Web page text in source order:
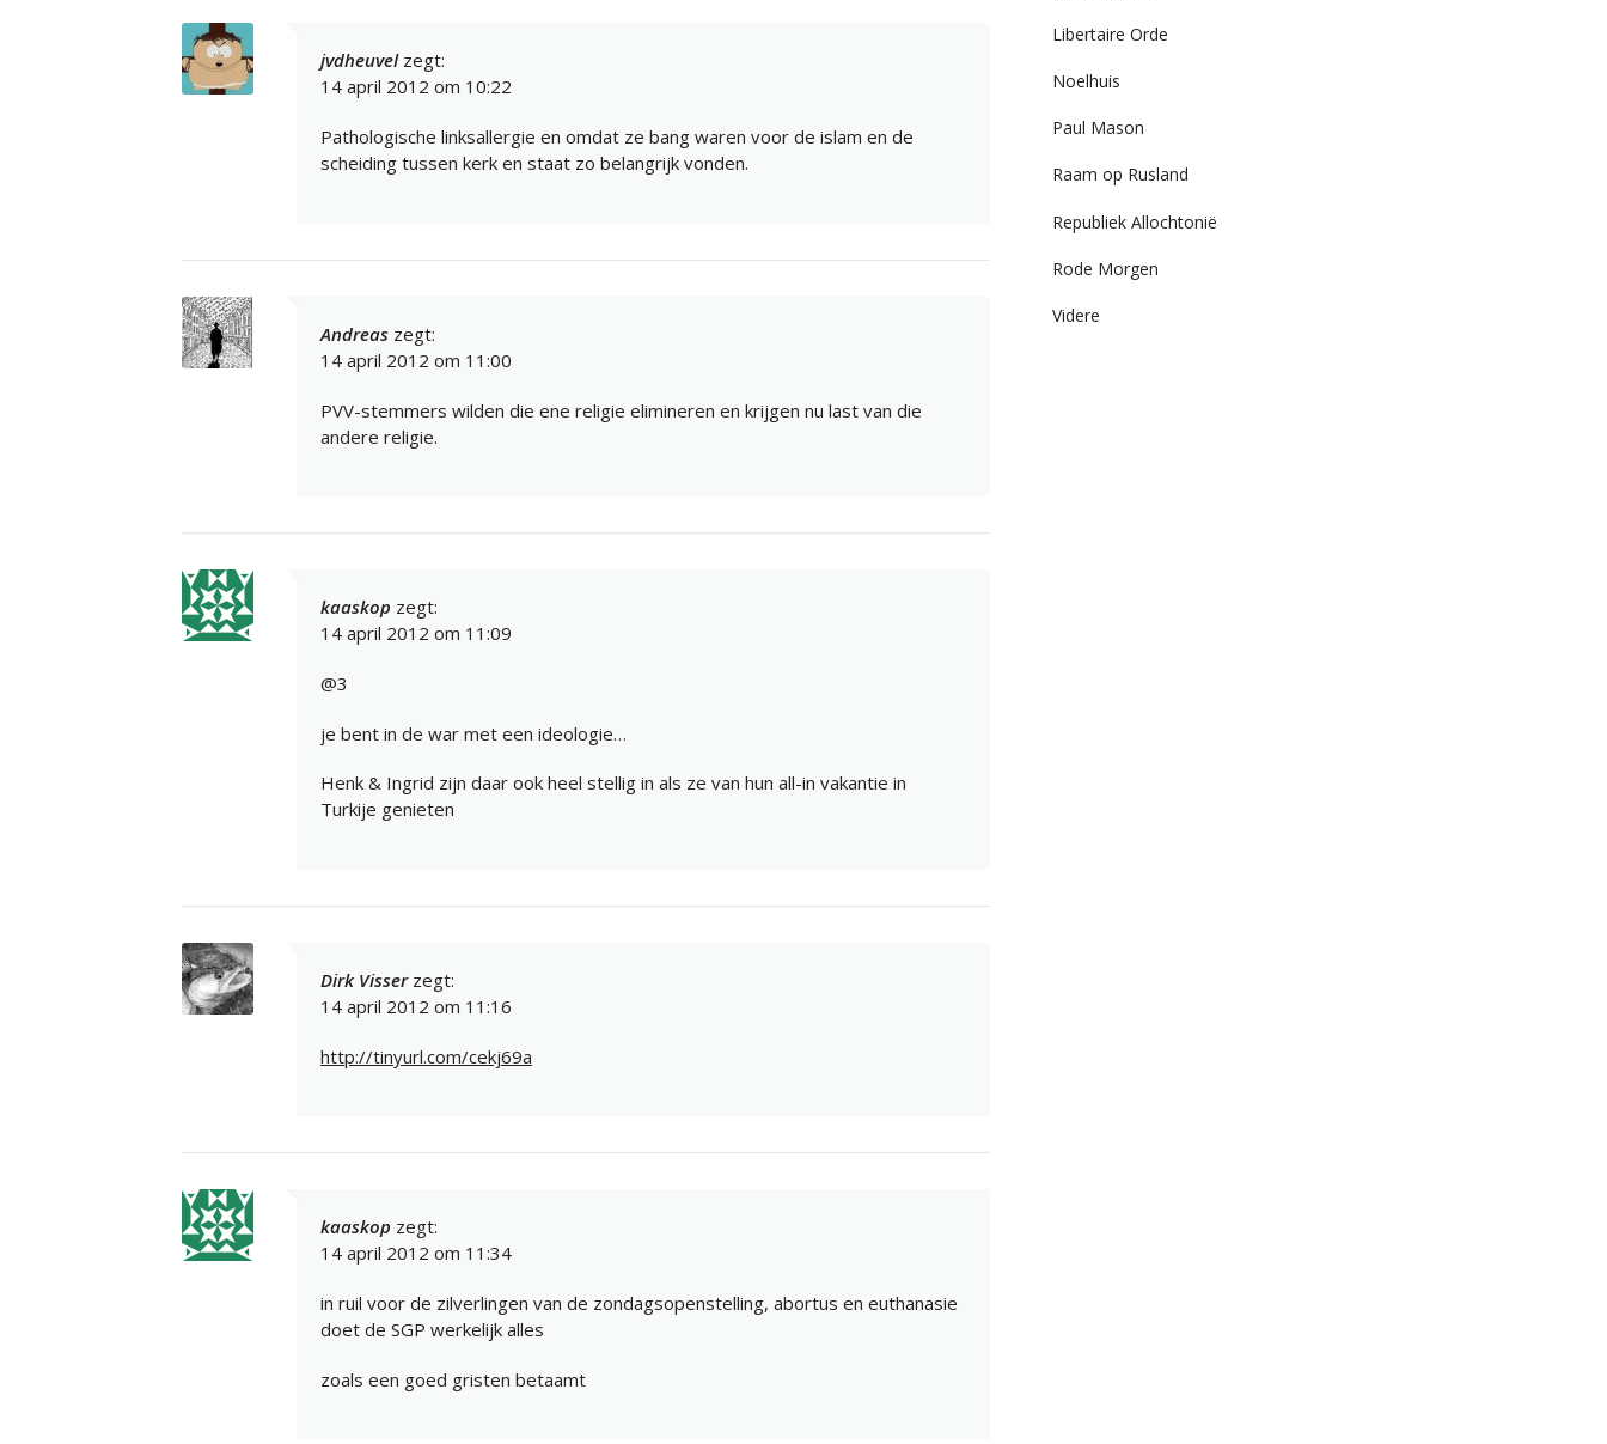
jvdheuvel zegt:
14 april 2012 om 10:22
Pathologische linksallergie en omdat ze bang waren voor de islam en de
scheiding tussen kerk en staat zo belangrijk vonden.
Andreas zegt:
14 april 2012 om 11:00
PVV-stemmers wilden die ene religie elimineren en krijgen nu last van die
andere religie.
kaaskop zegt:
14 april 2012 om 11:09
@3
je bent in de war met een ideologie…
Henk & Ingrid zijn daar ook heel stellig in als ze van hun all-in vakantie in
Turkije genieten
Dirk Visser zegt:
14 april 2012 om 11:16
http://tinyurl.com/cekj69a
kaaskop zegt:
14 april 2012 om 11:34
in ruil voor de zilverlingen van de zondagsopenstelling, abortus en euthanasie
doet de SGP werkelijk alles
zoals een goed gristen betaamt
Libertaire Orde
Noelhuis
Paul Mason
Raam op Rusland
Republiek Allochtonië
Rode Morgen
Videre